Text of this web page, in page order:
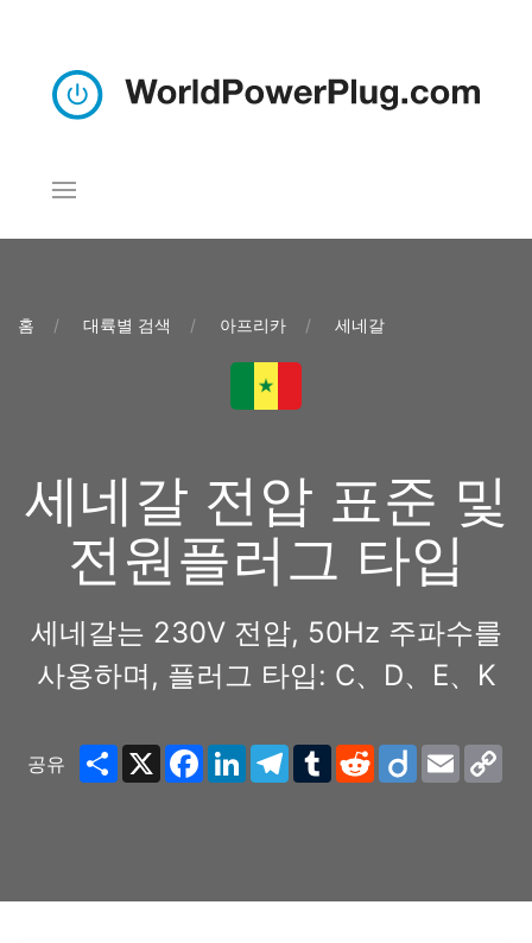
홈 대륙별 검색 아프리카 세네갈
세네갈 전압 표준 및
전원플러그 타입
세네갈는 230V 전압, 50Hz 주파수를
사용하며, 플러그 타입: C、D、E、K
공유 ShareX Facebook
LinkedInTelegram
TumblrRedditDiigo Email